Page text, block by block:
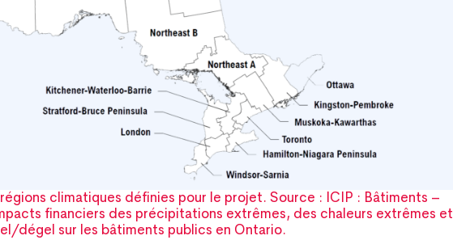
climatiques définies pour le projet. Source : ICIP : Bâtiments –
financiers des précipitations extrêmes, des chaleurs extrêmes et
dégel sur les bâtiments publics en Ontario.